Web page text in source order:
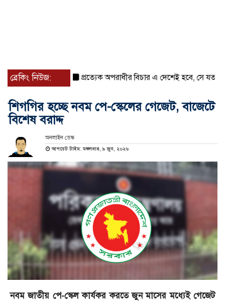
ব্রেকিং নিউজ: প্রত্যেক অপরাধীর বিচার এ দেশেই হবে, সে যত
শিগগির হচ্ছে নবম পে-স্কেলের গেজেট, বাজেটে
বিশেষ বরাদ্দ
অনলাইন ডেস্ক
আপডেট টাইম: মঙ্গলবার, ৯ জুন, ২০২৬
নবম জাতীয় পে-স্কেল কার্যকর করতে জুন মাসের মধ্যেই গেজেট